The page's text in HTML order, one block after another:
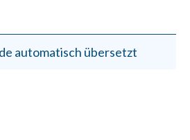
automatisch übersetzt